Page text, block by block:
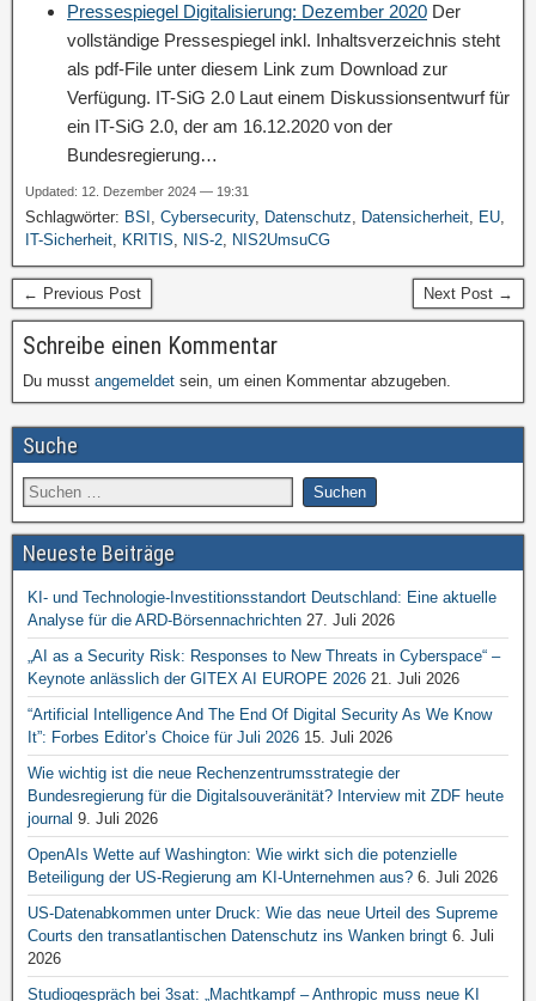
Pressespiegel Digitalisierung: Dezember 2020 Der
vollständige Pressespiegel inkl. Inhaltsverzeichnis steht
als pdf-File unter diesem Link zum Download zur
Verfügung. IT-SiG 2.0 Laut einem Diskussionsentwurf für
ein IT-SiG 2.0, der am 16.12.2020 von der
Bundesregierung…
Updated: 12. Dezember 2024 — 19:31
Schlagwörter: BSI , Cybersecurity, Datenschutz, Datensicherheit, EU,
IT-Sicherheit, KRITIS, NIS-2, NIS2UmsuCG
← Previous Post Next Post →
Schreibe einen Kommentar
Du musst angemeldet sein, um einen Kommentar abzugeben.
Suche
Neueste Beiträge
KI- und Technologie-Investitionsstandort Deutschland: Eine aktuelle
Analyse für die ARD-Börsennachrichten 27. Juli 2026
„AI as a Security Risk: Responses to New Threats in Cyberspace“ –
Keynote anlässlich der GITEX AI EUROPE 2026 21. Juli 2026
“Artificial Intelligence And The End Of Digital Security As We Know
It”: Forbes Editor’s Choice für Juli 2026 15. Juli 2026
Wie wichtig ist die neue Rechenzentrumsstrategie der
Bundesregierung für die Digitalsouveränität? Interview mit ZDF heute
journal 9. Juli 2026
OpenAIs Wette auf Washington: Wie wirkt sich die potenzielle
Beteiligung der US-Regierung am KI-Unternehmen aus? 6. Juli 2026
US-Datenabkommen unter Druck: Wie das neue Urteil des Supreme
Courts den transatlantischen Datenschutz ins Wanken bringt 6. Juli
2026
Studiogespräch bei 3sat: „Machtkampf – Anthropic muss neue KI